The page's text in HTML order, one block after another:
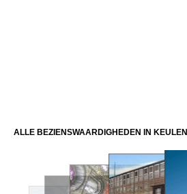
ALLE BEZIENSWAARDIGHEDEN IN KEULEN